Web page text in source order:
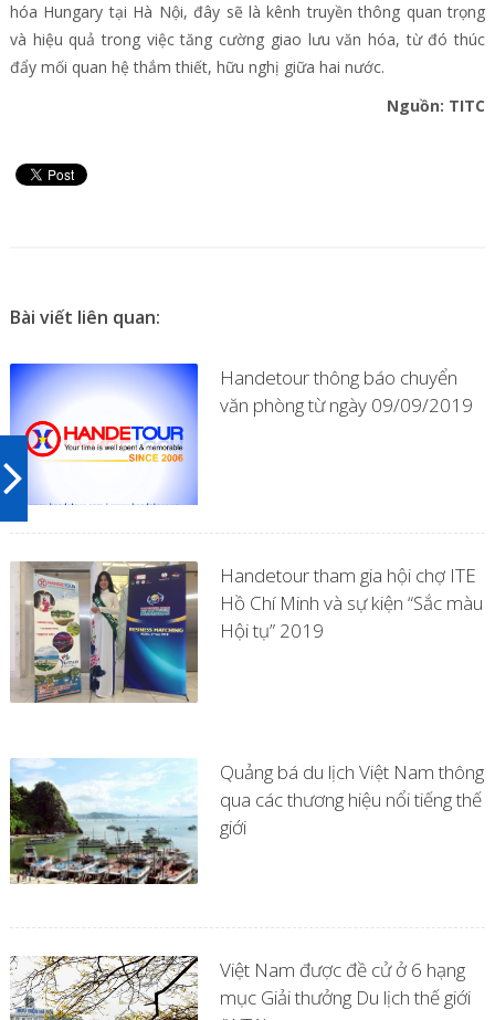
hóa Hungary tại Hà Nội, đây sẽ là kênh truyền thông quan trọng
và hiệu quả trong việc tăng cường giao lưu văn hóa, từ đó thúc
đẩy mối quan hệ thắm thiết, hữu nghị giữa hai nước.
Nguồn: TITC
Bài viết liên quan:
Handetour thông báo chuyển
văn phòng từ ngày 09/09/2019
Handetour tham gia hội chợ ITE
Hồ Chí Minh và sự kiện “Sắc màu
Hội tụ” 2019
Quảng bá du lịch Việt Nam thông
qua các thương hiệu nổi tiếng thế
giới
Việt Nam được đề cử ở 6 hạng
mục Giải thưởng Du lịch thế giới